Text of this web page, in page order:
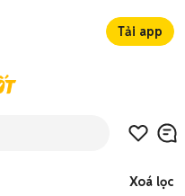
Tải app
Xoá lọc